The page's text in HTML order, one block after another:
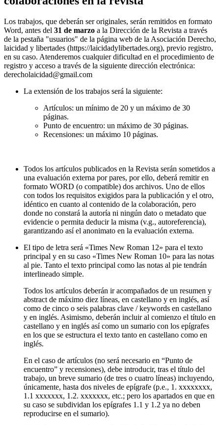
Los trabajos, que deberán ser originales, serán remitidos en formato
Word, antes del 31 de marzo a la Dirección de la Revista a través
de la pestaña "usuarios" de la página web de la Asociación Derecho,
laicidad y libertades (https://laicidadylibertades.org), previo registro,
en su caso. Atenderemos cualquier dificultad en el procedimiento de
registro y acceso a través de la siguiente dirección electrónica:
derecholaicidad@gmail.com
La extensión de los trabajos será la siguiente:
Artículos: un mínimo de 20 y un máximo de 30
páginas.
Punto de encuentro: un máximo de 30 páginas.
Recensiones: un máximo 10 páginas.
Todos los artículos publicados en la Revista serán sometidos a
una evaluación externa por pares, por ello, deberá remitir en
formato WORD (o compatible) dos archivos. Uno de ellos
con todos los requisitos exigidos para la publicación y el otro,
idéntico en cuanto al contenido de la colaboración, pero
donde no constará la autoría ni ningún dato o metadato que
evidencie o permita deducir la misma (v.g., autoreferencia),
garantizando así el anonimato en la evaluación externa.
El tipo de letra será «Times New Roman 12» para el texto
principal y en su caso «Times New Roman 10» para las notas
al pie. Tanto el texto principal como las notas al pie tendrán
interlineado simple.
Todos los artículos deberán ir acompañados de un resumen y
abstract de máximo diez líneas, en castellano y en inglés, así
como de cinco o seis palabras clave / keywords en castellano
y en inglés. Asimismo, deberán incluir al comienzo el título en
castellano y en inglés así como un sumario con los epígrafes
en los que se estructura el texto tanto en castellano como en
inglés.
En el caso de artículos (no será necesario en “Punto de
encuentro” y recensiones), debe introducir, tras el título del
trabajo, un breve sumario (de tres o cuatro líneas) incluyendo,
únicamente, hasta dos niveles de epígrafe (p.e., 1. xxxxxxxx,
1.1 xxxxxxx, 1.2. xxxxxxx, etc.; pero los apartados en que en
su caso se subdividan los epígrafes 1.1 y 1.2 ya no deben
reproducirse en el sumario).